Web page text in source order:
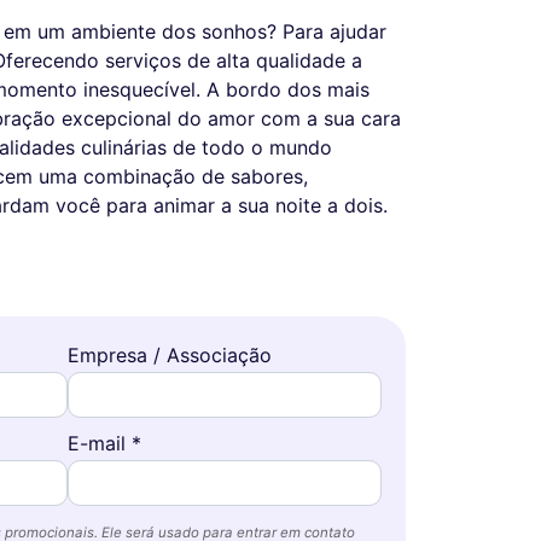
um ambiente dos sonhos? Para ajudar
serviços de alta qualidade a
inesquecível. A bordo dos mais
excepcional do amor com a sua cara
culinárias de todo o mundo
uma combinação de sabores,
você para animar a sua noite a dois.
Empresa / Associação
E-mail *
Ele será usado para entrar em contato